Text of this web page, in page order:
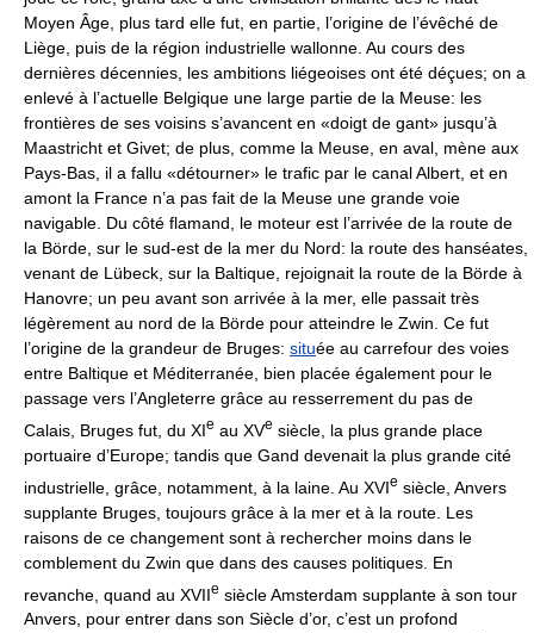
Moyen Âge, plus tard elle fut, en partie, l’origine de l’évêché de
Liège, puis de la région industrielle wallonne. Au cours des
dernières décennies, les ambitions liégeoises ont été déçues; on a
enlevé à l’actuelle Belgique une large partie de la Meuse: les
frontières de ses voisins s’avancent en «doigt de gant» jusqu’à
Maastricht et Givet; de plus, comme la Meuse, en aval, mène aux
Pays-Bas, il a fallu «détourner» le trafic par le canal Albert, et en
amont la France n’a pas fait de la Meuse une grande voie
navigable. Du côté flamand, le moteur est l’arrivée de la route de
la Börde, sur le sud-est de la mer du Nord: la route des hanséates,
venant de Lübeck, sur la Baltique, rejoignait la route de la Börde à
Hanovre; un peu avant son arrivée à la mer, elle passait très
légèrement au nord de la Börde pour atteindre le Zwin. Ce fut
l’origine de la grandeur de Bruges: située au carrefour des voies
entre Baltique et Méditerranée, bien placée également pour le
passage vers l’Angleterre grâce au resserrement du pas de
Calais, Bruges fut, du XIe au XVe siècle, la plus grande place
portuaire d’Europe; tandis que Gand devenait la plus grande cité
industrielle, grâce, notamment, à la laine. Au XVIe siècle, Anvers
supplante Bruges, toujours grâce à la mer et à la route. Les
raisons de ce changement sont à rechercher moins dans le
comblement du Zwin que dans des causes politiques. En
revanche, quand au XVIIe siècle Amsterdam supplante à son tour
Anvers, pour entrer dans son Siècle d’or, c’est un profond